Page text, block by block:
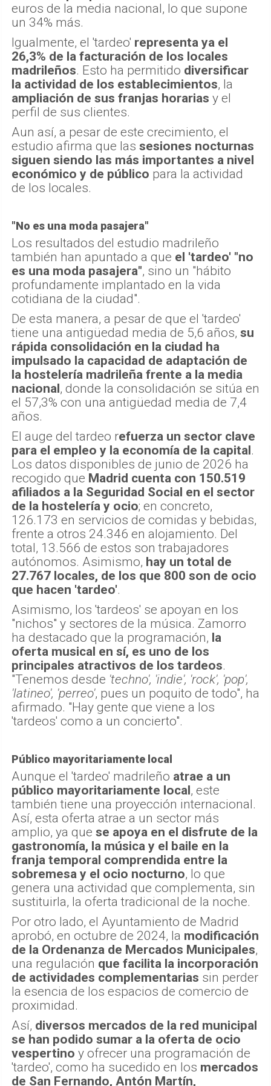
euros de la media nacional, lo que supone
un 34% más.
Igualmente, el 'tardeo' representa ya el
26,3% de la facturación de los locales
madrileños. Esto ha permitido diversificar
la actividad de los establecimientos, la
ampliación de sus franjas horarias y el
perfil de sus clientes.
Aun así, a pesar de este crecimiento, el
estudio afirma que las sesiones nocturnas
siguen siendo las más importantes a nivel
económico y de público para la actividad
de los locales.
"No es una moda pasajera"
Los resultados del estudio madrileño
también han apuntado a que el 'tardeo' "no
es una moda pasajera", sino un "hábito
profundamente implantado en la vida
cotidiana de la ciudad".
De esta manera, a pesar de que el 'tardeo'
tiene una antigüedad media de 5,6 años, su
rápida consolidación en la ciudad ha
impulsado la capacidad de adaptación de
la hostelería madrileña frente a la media
nacional, donde la consolidación se sitúa en
el 57,3% con una antigüedad media de 7,4
años.
El auge del tardeo refuerza un sector clave
para el empleo y la economía de la capital.
Los datos disponibles de junio de 2026 ha
recogido que Madrid cuenta con 150.519
afiliados a la Seguridad Social en el sector
de la hostelería y ocio; en concreto,
126.173 en servicios de comidas y bebidas,
frente a otros 24.346 en alojamiento. Del
total, 13.566 de estos son trabajadores
autónomos. Asimismo, hay un total de
27.767 locales, de los que 800 son de ocio
que hacen 'tardeo'.
Asimismo, los 'tardeos' se apoyan en los
"nichos" y sectores de la música. Zamorro
ha destacado que la programación, la
oferta musical en sí, es uno de los
principales atractivos de los tardeos.
"Tenemos desde 'techno', 'indie', 'rock', 'pop',
'latineo', 'perreo', pues un poquito de todo", ha
afirmado. "Hay gente que viene a los
'tardeos' como a un concierto".
Público mayoritariamente local
Aunque el 'tardeo' madrileño atrae a un
público mayoritariamente local, este
también tiene una proyección internacional.
Así, esta oferta atrae a un sector más
amplio, ya que se apoya en el disfrute de la
gastronomía, la música y el baile en la
franja temporal comprendida entre la
sobremesa y el ocio nocturno, lo que
genera una actividad que complementa, sin
sustituirla, la oferta tradicional de la noche.
Por otro lado, el Ayuntamiento de Madrid
aprobó, en octubre de 2024, la modificación
de la Ordenanza de Mercados Municipales,
una regulación que facilita la incorporación
de actividades complementarias sin perder
la esencia de los espacios de comercio de
proximidad.
Así, diversos mercados de la red municipal
se han podido sumar a la oferta de ocio
vespertino y ofrecer una programación de
'tardeo', como ha sucedido en los mercados
de San Fernando, Antón Martín,